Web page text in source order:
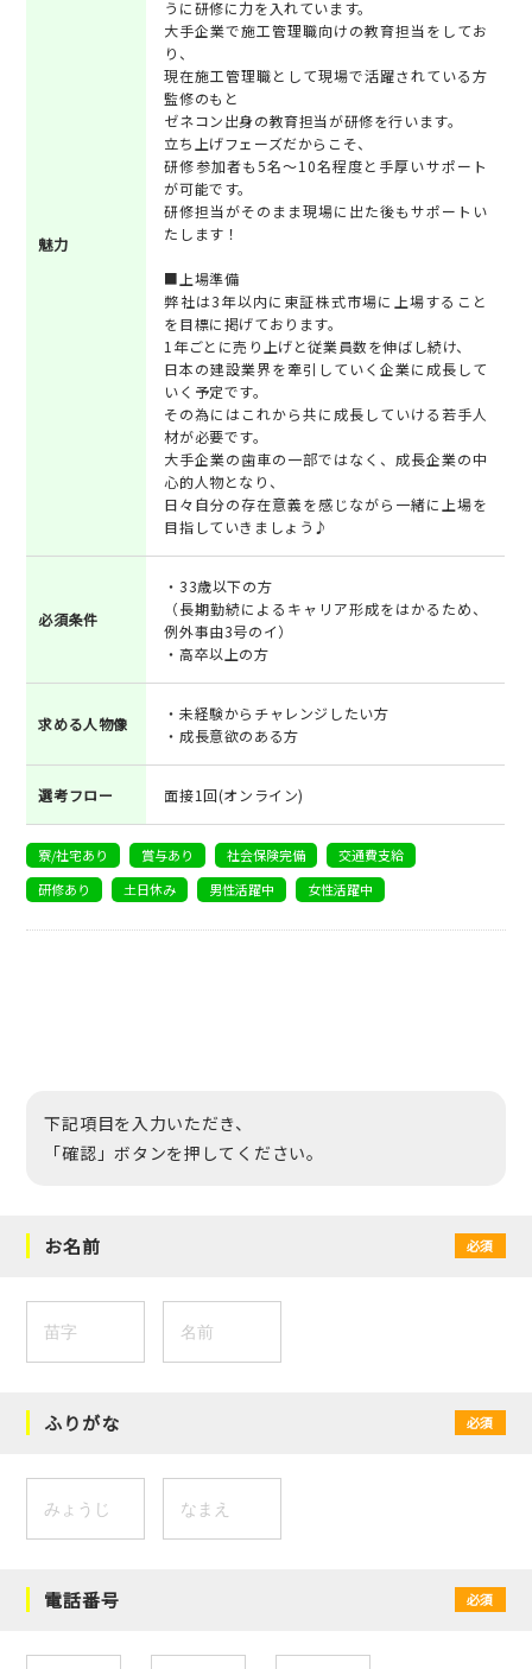
魅力
うに研修に力を入れています。
大手企業で施工管理職向けの教育担当をしてお
り、
現在施工管理職として現場で活躍されている方
監修のもと
ゼネコン出身の教育担当が研修を行います。
立ち上げフェーズだからこそ、
研修参加者も5名～10名程度と手厚いサポート
が可能です。
研修担当がそのまま現場に出た後もサポートい
たします！
■上場準備
弊社は3年以内に東証株式市場に上場すること
を目標に掲げております。
1年ごとに売り上げと従業員数を伸ばし続け、
日本の建設業界を牽引していく企業に成長して
いく予定です。
その為にはこれから共に成長していける若手人
材が必要です。
大手企業の歯車の一部ではなく、成長企業の中
心的人物となり、
日々自分の存在意義を感じながら一緒に上場を
目指していきましょう♪
必須条件
・33歳以下の方
（長期勤続によるキャリア形成をはかるため、
例外事由3号のイ）
・高卒以上の方
求める人物像
・未経験からチャレンジしたい方
・成長意欲のある方
選考フロー 面接1回(オンライン)
寮/社宅あり 賞与あり 社会保険完備
交通費支給
研修あり
土日休み 男性活躍中 女性活躍中
下記項目を入力いただき、
「確認」ボタンを押してください。
お名前 必須
ふりがな 必須
電話番号 必須